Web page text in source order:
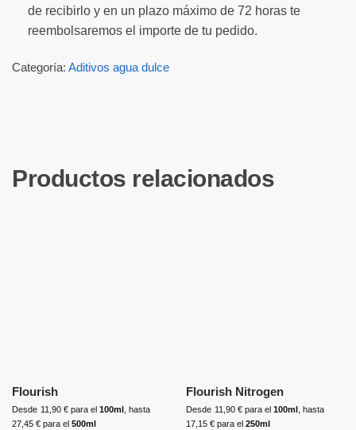
de recibirlo y en un plazo máximo de 72 horas te
reembolsaremos el importe de tu pedido.
Categoría: Aditivos agua dulce
Productos relacionados
Flourish
Desde 11,90 € para el 100ml
, hasta
27,45 € para el 500ml
Flourish Nitrogen
Desde 11,90 € para el 100ml
, hasta
17,15 € para el 250ml